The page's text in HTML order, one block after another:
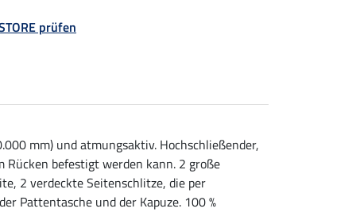
prüfen
mm) und atmungsaktiv. Hochschließender,
befestigt werden kann. 2 große
2 verdeckte Seitenschlitze, die per
Pattentasche und der Kapuze. 100 %